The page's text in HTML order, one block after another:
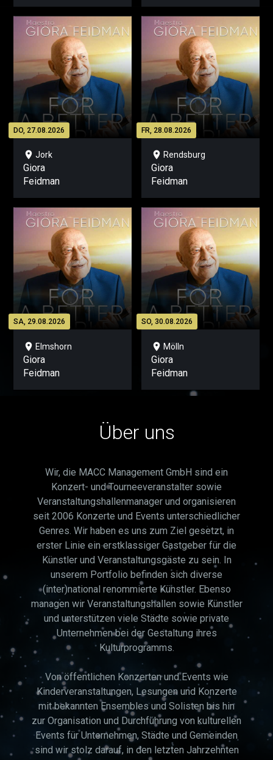
DO, 27.08.2026
location_on Jork
Giora
Feidman
FR, 28.08.2026
location_on Rendsburg
Giora
Feidman
SA, 29.08.2026
location_on Elmshorn
Giora
Feidman
SO, 30.08.2026
location_on Mölln
Giora
Feidman
Über uns
Wir, die MACC Management GmbH sind ein
Konzert- und Tourneeveranstalter sowie
Veranstaltungshallenmanager und organisieren
seit 2006 Konzerte und Events unterschiedlicher
Genres. Wir haben es uns zum Ziel gesetzt, in
erster Linie ein erstklassiger Gastgeber für die
Künstler und Veranstaltungsgäste zu sein. In
unserem Portfolio befinden sich diverse
(inter)national renommierte Künstler. Ebenso
managen wir Veranstaltungshallen sowie Künstler
und unterstützen viele Städte sowie private
Unternehmen bei der Gestaltung ihres
Kulturprogramms.
Von öffentlichen Konzerten und Events wie
Kinderveranstaltungen, Lesungen und Konzerte
mit bekannten Ensembles und Solisten bis hin
zur Organisation und Durchführung von kulturellen
Events für Unternehmen, Städte und Gemeinden
sind wir stolz darauf, in den letzten Jahrzehnten